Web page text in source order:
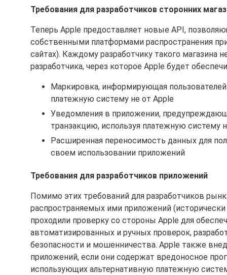
Требования для разработчиков сторонних
Теперь Apple предоставляет новые API,
собственными платформами распространения
сайтах). Каждому разработчику такого
разработчика, через которое Apple будет
Маркировка, информирующая
платежную систему не от Apple
Уведомления в приложении,
транзакцию, используя платежную систему
Расширенная переносимость данных для
своем использовании приложений
Требования для разработчиков приложений
Помимо этих требований для разработчиков
распространяемых ими приложений
проходили проверку со стороны Apple для
автоматизированных и ручных проверок,
безопасности и мошенничества. Apple также
приложений, если они содержат вредоносное
использующих альтернативную платежную